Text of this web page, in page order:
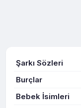
Şarkı Sözleri
Burçlar
Bebek İsimleri